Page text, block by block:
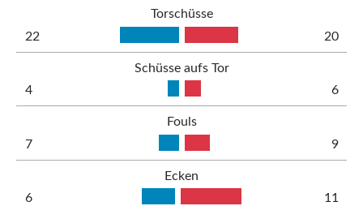
Torschüsse
22
20
Schüsse aufs Tor
4
6
Fouls
7
9
Ecken
6
11